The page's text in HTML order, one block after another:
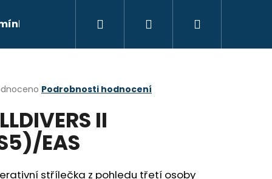
Moje objednávka Kontakty
Přihlášení
Podrobnosti hodnocení
II
EAS
střílečka z pohledu třetí osoby